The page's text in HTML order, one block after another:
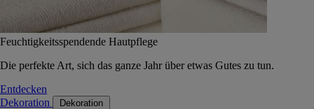
Feuchtigkeitsspendende Hautpflege
Die perfekte Art, sich das ganze Jahr über etwas Gutes zu tun.
Entdecken
Dekoration
Dekoration